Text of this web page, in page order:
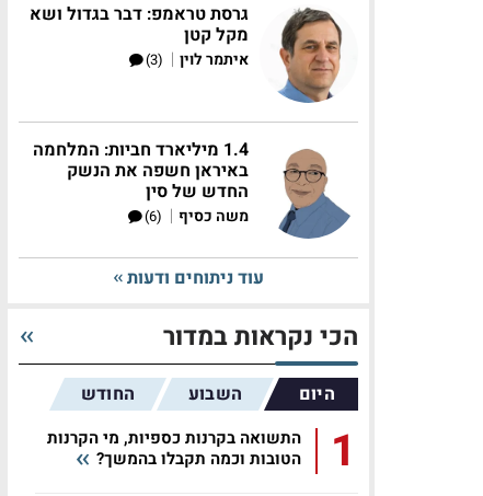
גרסת טראמפ: דבר בגדול ושא
מקל קטן
איתמר לוין |
(3)
1.4 מיליארד חביות: המלחמה
באיראן חשפה את הנשק
החדש של סין
משה כסיף |
(6)
עוד ניתוחים ודעות
הכי נקראות במדור
היום השבוע החודש
1
התשואה בקרנות כספיות, מי הקרנות
הטובות וכמה תקבלו בהמשך?